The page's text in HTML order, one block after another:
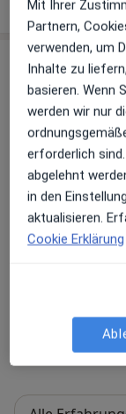
Erfahrungen
197
Jede
mehr
Mit Ihrer
Partnern,
verwenden, um
Inhalte zu
basieren. Wenn
werden wir nur
erforderlich
abgelehnt
in den
aktualisieren.
Cookie Erklärung